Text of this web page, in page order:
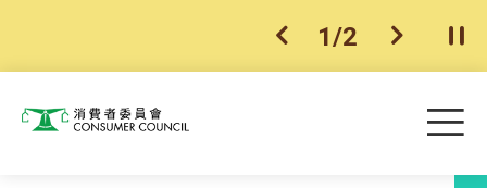
上一个
1/2 下一个开
消费者委员会 目